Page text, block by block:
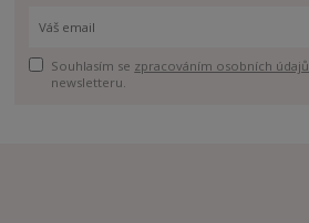
Souhlasím se zpracováním osobních údajů
newsletteru.